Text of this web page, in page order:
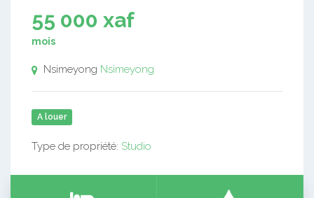
55 000 xaf
mois
Nsimeyong Nsimeyong
A louer
Type de propriété: Studio